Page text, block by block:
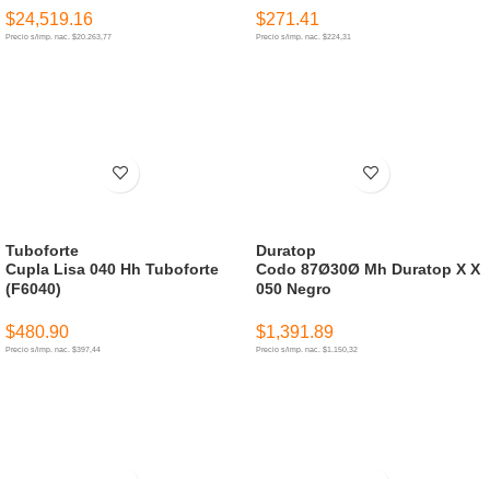
$24,519.16
Precio s/imp. nac. $20.263,77
$271.41
Precio s/imp. nac. $224,31
Cupla Lisa 040 Hh Tuboforte
(F6040)
Tuboforte
$480.90
Precio s/imp. nac. $397,44
Codo 87Ø30Ø Mh Duratop X X
050 Negro
Duratop
$1,391.89
Precio s/imp. nac. $1.150,32